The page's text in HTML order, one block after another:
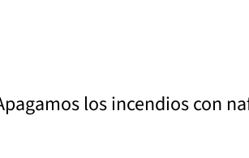
los incendios con